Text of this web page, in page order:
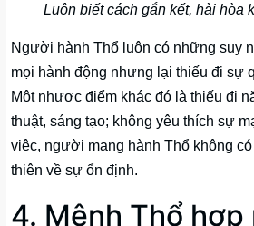
Luôn biết cách gắn kết, hài hòa
Người hành Thổ luôn có những suy
mọi hành động nhưng lại thiếu đi sự
Một nhược điểm khác đó là thiếu đi
thuật, sáng tạo; không yêu thích sự
việc, người mang hành Thổ không
thiên về sự ổn định.
4. Mệnh Thổ hợp